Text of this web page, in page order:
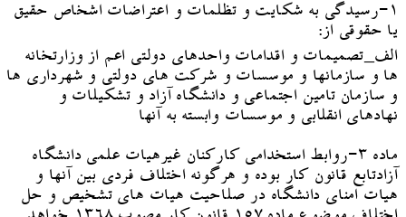
۱-رسیدگی به شکایت و تظلمات و اعتراضات اشخاص حقیق
یا حقوقی از:
الف_تصمیمات و اقدامات واحدهای دولتی اعم از وزارتخانه
ها و سازمانها و موسسات و شرکت های دولتی و شهرداری ها
و سازمان تامین اجتماعی و دانشگاه آزاد و تشکیلات و
نهادهای انقلابی و موسسات وابسته به آنها
ماده ۳-روابط استخدامی کارکنان غیرهیات علمی دانشگاه
آزادتابع قانون کار بوده و هرگونه اختلاف فردی بین آنها و
هیات امنای دانشگاه در صلاحیت هیات های تشخیص و حل